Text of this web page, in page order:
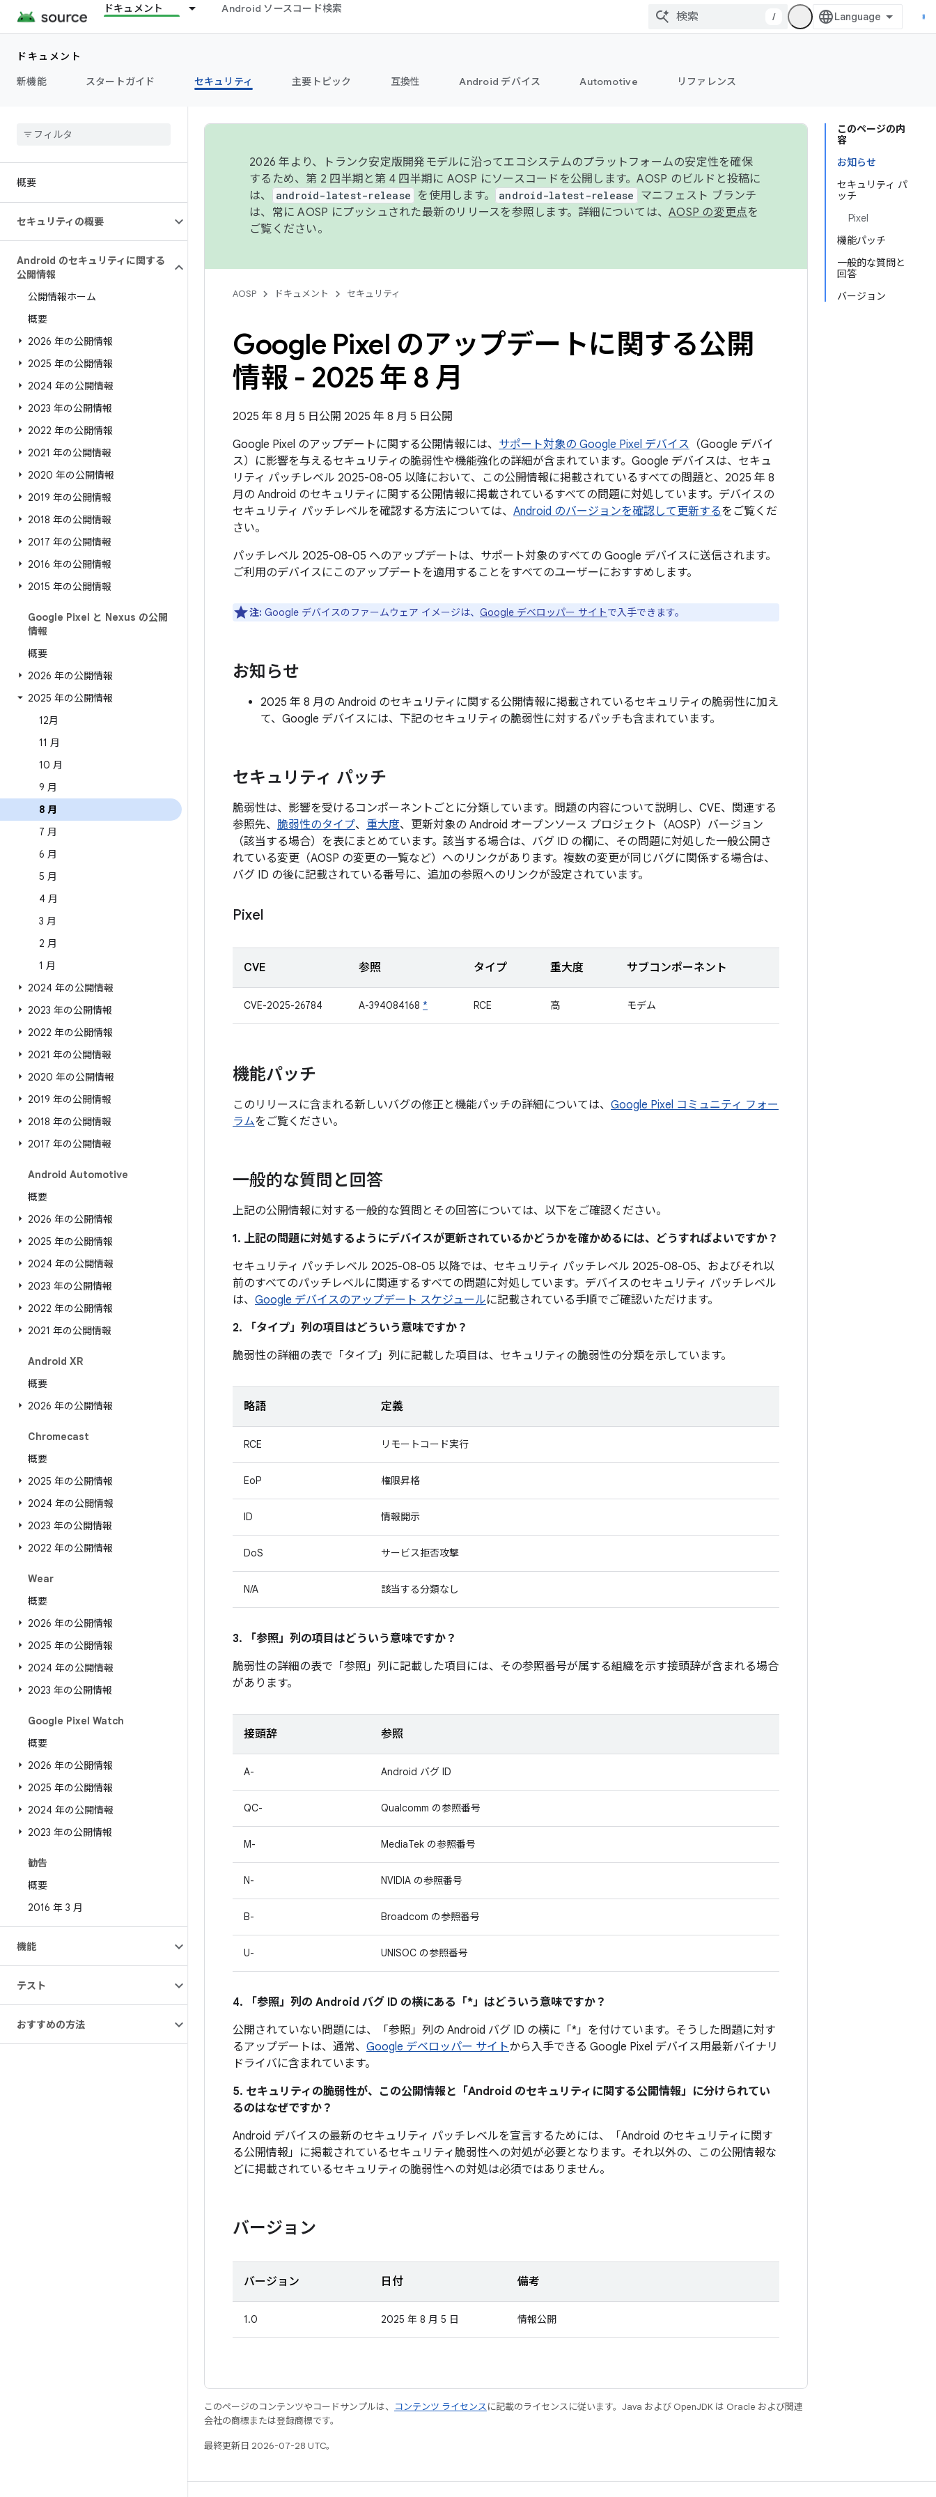
ドキュメント Android ソースコード検索
/
ドキュメント
新機能
スタートガイド セキュリティ 主要トピック 互換性 Android デバイス Automotive リファレンス
概要
セキュリティの概要
Android のセキュリティに関する
公開情報
公開情報ホーム
概要
2026 年の公開情報
2025 年の公開情報
2024 年の公開情報
2023 年の公開情報
2022 年の公開情報
2021 年の公開情報
2020 年の公開情報
2019 年の公開情報
2018 年の公開情報
2017 年の公開情報
2016 年の公開情報
2015 年の公開情報
Google Pixel と Nexus の公開
情報
概要
2026 年の公開情報
2025 年の公開情報
12月
11 月
10 月
9 月
8 月
7 月
6 月
5 月
4 月
3 月
2 月
1 月
2024 年の公開情報
2023 年の公開情報
2022 年の公開情報
2021 年の公開情報
2020 年の公開情報
2019 年の公開情報
2018 年の公開情報
2017 年の公開情報
Android Automotive
概要
2026 年の公開情報
2025 年の公開情報
2024 年の公開情報
2023 年の公開情報
2022 年の公開情報
2021 年の公開情報
Android XR
概要
2026 年の公開情報
Chromecast
概要
2025 年の公開情報
2024 年の公開情報
2023 年の公開情報
2022 年の公開情報
Wear
概要
2026 年の公開情報
2025 年の公開情報
2024 年の公開情報
2023 年の公開情報
Google Pixel Watch
概要
2026 年の公開情報
2025 年の公開情報
2024 年の公開情報
2023 年の公開情報
勧告
概要
2016 年 3 月
機能
テスト
おすすめの方法
このページの内
容
お知らせ
セキュリティ パ
ッチ
Pixel
機能パッチ
一般的な質問と
回答
バージョン
2026 年より、トランク安定版開発モデルに沿ってエコシステムのプラットフォームの安定性を確保
するため、第 2 四半期と第 4 四半期に AOSP にソースコードを公開します。AOSP のビルドと投稿に
は、
android-latest-release を使用します。 android-latest-release
マニフェスト ブランチ
は、常に AOSP にプッシュされた最新のリリースを参照します。詳細については、 AOSP の変更点を
ご覧ください。
AOSP ドキュメント セキュリティ
Google Pixel のアップデートに関する公開
情報 - 2025 年 8 月
2025 年 8 月 5 日公開 2025 年 8 月 5 日公開
Google Pixel のアップデートに関する公開情報には、 サポート対象の Google Pixel デバイス （Google デバイ
ス）に影響を与えるセキュリティの脆弱性や機能強化の詳細が含まれています。Google デバイスは、セキュ
リティ パッチレベル 2025-08-05 以降において、この公開情報に掲載されているすべての問題と、2025 年 8
月の Android のセキュリティに関する公開情報に掲載されているすべての問題に対処しています。デバイスの
セキュリティ パッチレベルを確認する方法については、 Android のバージョンを確認して更新するをご覧くだ
さい。
パッチレベル 2025-08-05 へのアップデートは、サポート対象のすべての Google デバイスに送信されます。
ご利用のデバイスにこのアップデートを適用することをすべてのユーザーにおすすめします。
注: Google デバイスのファームウェア イメージは、 Google デベロッパー サイトで入手できます。
お知らせ
2025 年 8 月の Android のセキュリティに関する公開情報に掲載されているセキュリティの脆弱性に加え
て、Google デバイスには、下記のセキュリティの脆弱性に対するパッチも含まれています。
セキュリティ パッチ
脆弱性は、影響を受けるコンポーネントごとに分類しています。問題の内容について説明し、CVE、関連する
参照先、 脆弱性のタイプ、 重大度、更新対象の Android オープンソース プロジェクト（AOSP）バージョン
（該当する場合）を表にまとめています。該当する場合は、バグ ID の欄に、その問題に対処した一般公開さ
れている変更（AOSP の変更の一覧など）へのリンクがあります。複数の変更が同じバグに関係する場合は、
バグ ID の後に記載されている番号に、追加の参照へのリンクが設定されています。
Pixel
CVE 参照 タイプ 重大度 サブコンポーネント
CVE-2025-26784 A-394084168 * RCE 高 モデム
機能パッチ
このリリースに含まれる新しいバグの修正と機能パッチの詳細については、 Google Pixel コミュニティ フォー
ラムをご覧ください。
一般的な質問と回答
上記の公開情報に対する一般的な質問とその回答については、以下をご確認ください。
1. 上記の問題に対処するようにデバイスが更新されているかどうかを確かめるには、どうすればよいですか？
セキュリティ パッチレベル 2025-08-05 以降では、セキュリティ パッチレベル 2025-08-05、およびそれ以
前のすべてのパッチレベルに関連するすべての問題に対処しています。デバイスのセキュリティ パッチレベル
は、 Google デバイスのアップデート スケジュールに記載されている手順でご確認いただけます。
2. 「タイプ」 列の項目はどういう意味ですか？
脆弱性の詳細の表で「タイプ」 列に記載した項目は、セキュリティの脆弱性の分類を示しています。
略語 定義
RCE リモートコード実行
EoP 権限昇格
ID 情報開示
DoS サービス拒否攻撃
N/A 該当する分類なし
3. 「参照」 列の項目はどういう意味ですか？
脆弱性の詳細の表で「参照」 列に記載した項目には、その参照番号が属する組織を示す接頭辞が含まれる場合
があります。
接頭辞 参照
A- Android バグ ID
QC- Qualcomm の参照番号
M- MediaTek の参照番号
N- NVIDIA の参照番号
B- Broadcom の参照番号
U- UNISOC の参照番号
4. 「参照」 列の Android バグ ID の横にある「*」はどういう意味ですか？
公開されていない問題には、「参照」 列の Android バグ ID の横に「*」を付けています。そうした問題に対す
るアップデートは、通常、 Google デベロッパー サイトから入手できる Google Pixel デバイス用最新バイナリ
ドライバに含まれています。
5. セキュリティの脆弱性が、この公開情報と「Android のセキュリティに関する公開情報」に分けられてい
るのはなぜですか？
Android デバイスの最新のセキュリティ パッチレベルを宣言するためには、「Android のセキュリティに関す
る公開情報」に掲載されているセキュリティ脆弱性への対処が必要となります。それ以外の、この公開情報な
どに掲載されているセキュリティの脆弱性への対処は必須ではありません。
バージョン
バージョン 日付 備考
1.0 2025 年 8 月 5 日 情報公開
このページのコンテンツやコードサンプルは、 コンテンツ ライセンスに記載のライセンスに従います。Java および OpenJDK は Oracle および関連
会社の商標または登録商標です。
最終更新日 2026-07-28 UTC。